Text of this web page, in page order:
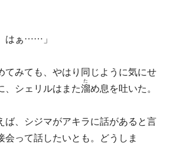
はぁ……」
みても、やはり同じように気にせ
、シェリルはまた溜
た
め息を吐いた。
ば、シジマがアキラに話があると言
会って話したいとも。どうしま